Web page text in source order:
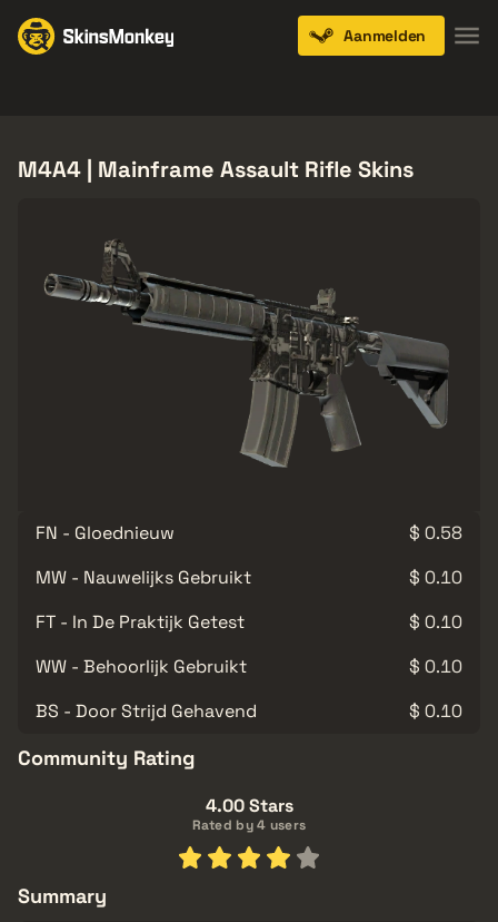
Aanmelden
M4A4 | Mainframe Assault Rifle Skins
FN - Gloednieuw
$ 0.58
MW - Nauwelijks Gebruikt
$ 0.10
FT - In De Praktijk Getest
$ 0.10
WW - Behoorlijk Gebruikt
$ 0.10
BS - Door Strijd Gehavend
$ 0.10
Community Rating
4.00 Stars
Rated by 4 users
Summary